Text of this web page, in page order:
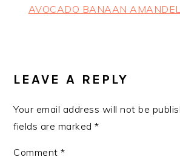
Next
AVOCADO BANAAN
INTERACTIONS
LEAVE A REPLY
Your email address will not be
fields are marked*
Comment*